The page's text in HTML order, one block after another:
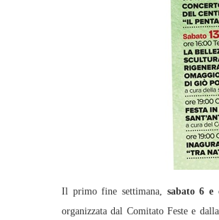
Il primo fine settimana, sabato 6 e
organizzata dal Comitato Feste e